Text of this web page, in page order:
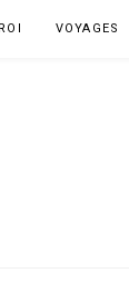
VOYAGES